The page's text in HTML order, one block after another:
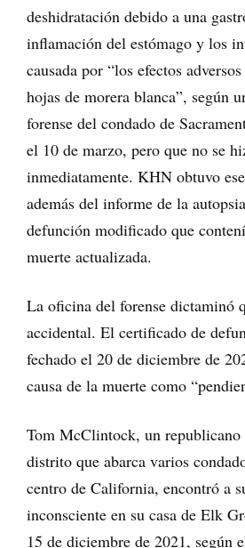
deshidratación debido a una
inflamación del estómago y los
causada por “los efectos
hojas de morera blanca”, según
forense del condado de
el 10 de marzo, pero que no se
inmediatamente. KHN obtuvo
además del informe de la
defunción modificado que
muerte actualizada.
La oficina del forense dictaminó
accidental. El certificado de
fechado el 20 de diciembre de
causa de la muerte como
Tom McClintock, un republicano
distrito que abarca varios
centro de California, encontró a
inconsciente en su casa de Elk
15 de diciembre de 2021, según